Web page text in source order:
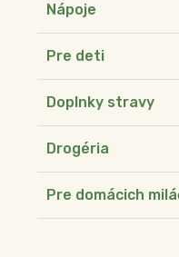
Nápoje
Pre deti
Doplnky stravy
Drogéria
Pre domácich